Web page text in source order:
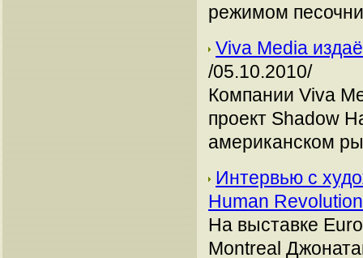
режимом
Viva Media
/05.10.2010/
Компании Viva
проект Shadow
американском
Интервью с
Human
На выставке
Montreal